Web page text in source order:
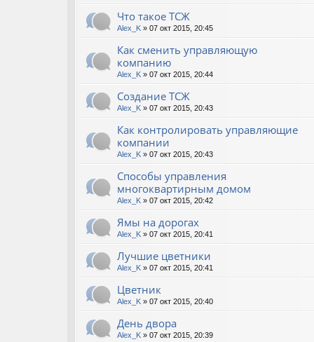
Что такое ТСЖ
Alex_K » 07 окт 2015, 20:45
Как сменить управляющую
компанию
Alex_K » 07 окт 2015, 20:44
Создание ТСЖ
Alex_K » 07 окт 2015, 20:43
Как контролировать управляющие
компании
Alex_K » 07 окт 2015, 20:43
Способы управления
многоквартирным домом
Alex_K » 07 окт 2015, 20:42
Ямы на дорогах
Alex_K » 07 окт 2015, 20:41
Лучшие цветники
Alex_K » 07 окт 2015, 20:41
Цветник
Alex_K » 07 окт 2015, 20:40
День двора
Alex_K » 07 окт 2015, 20:39